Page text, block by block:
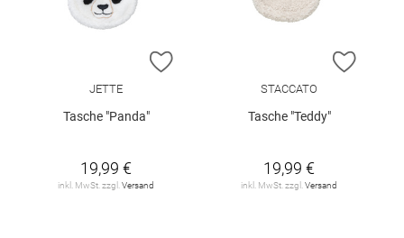
ZUR WUNSCHLISTE HINZUFÜGEN
JETTE
Tasche "Panda"
19,99 €
inkl. MwSt. zzgl. Versand
ZUR
STACCATO
Tasche "Teddy"
19,99 €
inkl. MwSt. zzgl. Versand